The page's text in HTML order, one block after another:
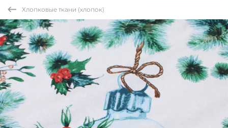
Хлопковые ткани (хлопок)